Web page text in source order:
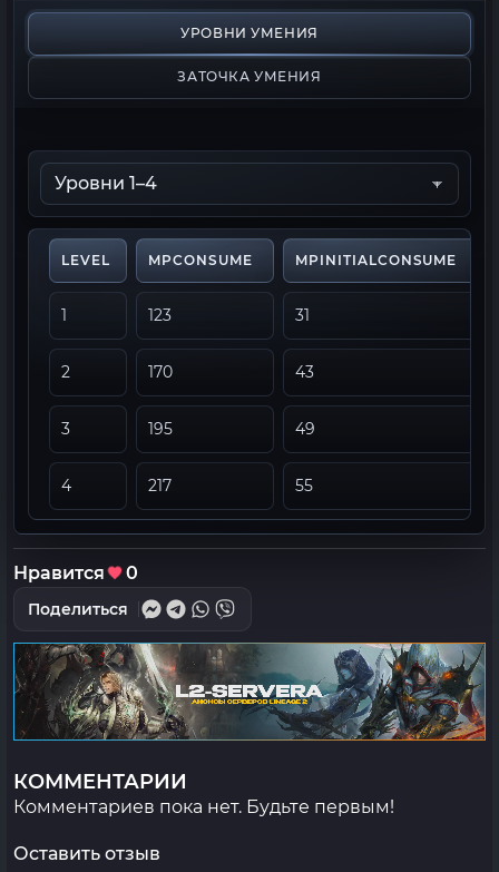
УРОВНИ УМЕНИЯ
ЗАТОЧКА УМЕНИЯ
LEVEL MPCONSUME MPINITIALCONSUME
1 123 31
2 170 43
3 195 49
4 217 55
Нравится 0
Поделиться
КОММЕНТАРИИ
Комментариев пока нет. Будьте первым!
Оставить отзыв